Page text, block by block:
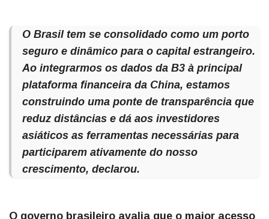
O Brasil tem se consolidado como um porto
seguro e dinâmico para o capital estrangeiro.
Ao integrarmos os dados da B3 à principal
plataforma financeira da China, estamos
construindo uma ponte de transparência que
reduz distâncias e dá aos investidores
asiáticos as ferramentas necessárias para
participarem ativamente do nosso
crescimento, declarou.
O governo brasileiro avalia que o maior acesso